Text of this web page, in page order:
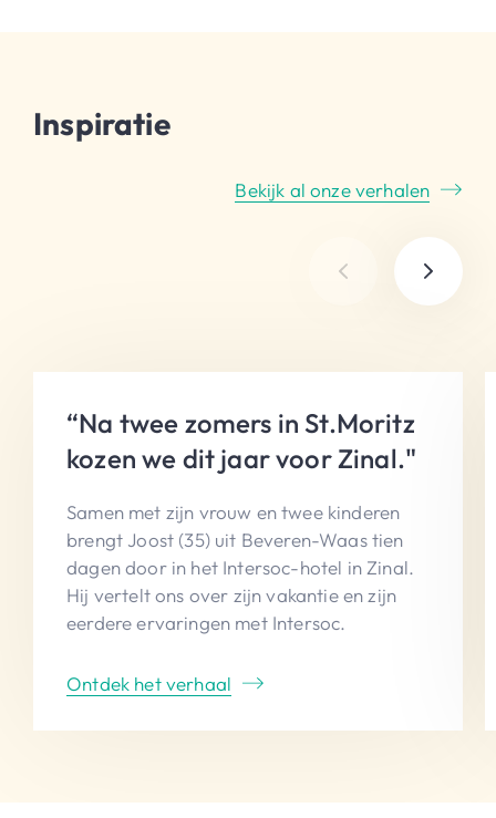
Inspiratie
Bekijk al onze verhalen
“Na twee zomers in St.Moritz
kozen we dit jaar voor Zinal."
Samen met zijn vrouw en twee kinderen
brengt Joost (35) uit Beveren-Waas tien
dagen door in het Intersoc-hotel in Zinal.
Hij vertelt ons over zijn vakantie en zijn
eerdere ervaringen met Intersoc.
Ontdek het verhaal